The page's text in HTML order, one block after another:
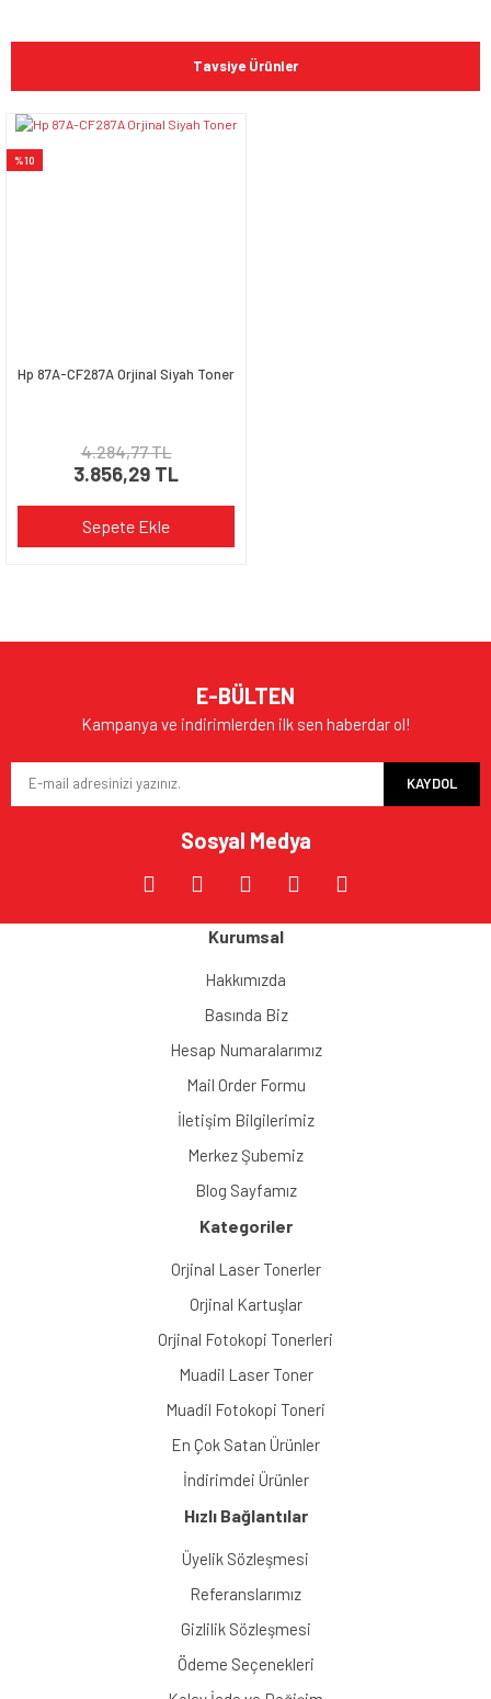
Bu ürüne ilk yorumu siz yapın!
Yorum Yaz
konularda yetersiz gördüğünüz noktaları öneri formunu
kullanarak tarafımıza iletebilirsiniz.
Tavsiye Ürünler
%10
Hp 87A-CF287A Orjinal Siyah Toner
4.284,77 TL
3.856,29 TL
Sepete Ekle
E-BÜLTEN
Kampanya ve indirimlerden ilk sen haberdar ol!
KAYDOL
Sosyal Medya
Kurumsal
Hakkımızda
Basında Biz
Hesap Numaralarımız
Mail Order Formu
İletişim Bilgilerimiz
Merkez Şubemiz
Blog Sayfamız
Kategoriler
Orjinal Laser Tonerler
Orjinal Kartuşlar
Orjinal Fotokopi Tonerleri
Muadil Laser Toner
Muadil Fotokopi Toneri
En Çok Satan Ürünler
İndirimdei Ürünler
Hızlı Bağlantılar
Üyelik Sözleşmesi
Referanslarımız
Gizlilik Sözleşmesi
Ödeme Seçenekleri